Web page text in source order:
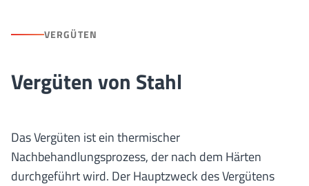
VERGÜTEN
Vergüten von Stahl
Das Vergüten ist ein thermischer
Nachbehandlungsprozess, der nach dem Härten
durchgeführt wird. Der Hauptzweck des Vergütens